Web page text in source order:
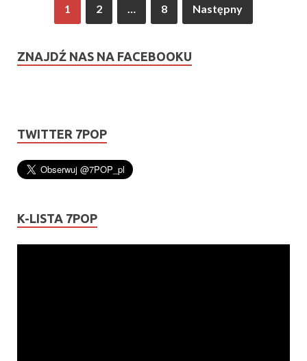
1 2 8 Następny
ZNAJDŹ NAS NA FACEBOOKU
TWITTER 7POP
K-LISTA 7POP